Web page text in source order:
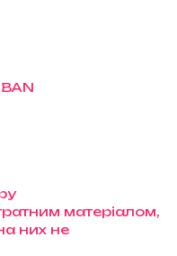
матеріалом,
них не